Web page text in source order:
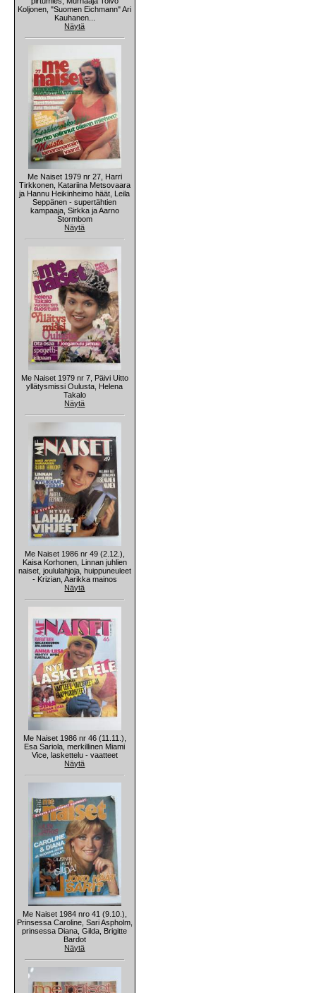
Koljonen, "Suomen Eichmann" Ari
Kauhanen...
Näytä
Me Naiset 1979 nr 27, Harri
Tirkkonen, Katariina Metsovaara
ja Hannu Heikinheimo häät, Leila
Seppänen - supertähtien
kampaaja, Sirkka ja Aarno
Stormbom
Näytä
Me Naiset 1979 nr 7, Päivi Uitto
yllätysmissi Oulusta, Helena
Takalo
Näytä
Me Naiset 1986 nr 49 (2.12.),
Kaisa Korhonen, Linnan juhlien
naiset, joululahjoja, huippuneuleet
- Krizian, Aarikka mainos
Näytä
Me Naiset 1986 nr 46 (11.11.),
Esa Sariola, merkillinen Miami
Vice, laskettelu - vaatteet
Näytä
Me Naiset 1984 nro 41 (9.10.),
Prinsessa Caroline, Sari Aspholm,
prinsessa Diana, Gilda, Brigitte
Bardot
Näytä